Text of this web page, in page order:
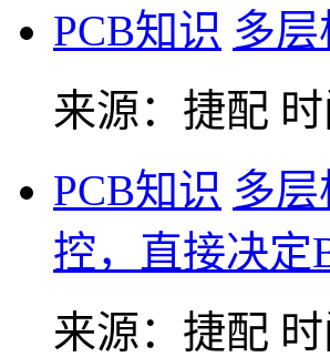
PCB知识 多
来源：捷配
PCB知识 多
控，直接决定
来源：捷配